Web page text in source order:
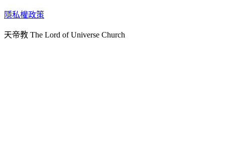
天人研究學院
天人炁功院
隱私權政策
天帝教 The Lord of Universe Church